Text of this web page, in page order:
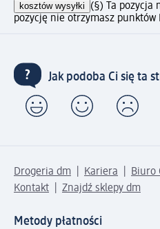
kosztów wysyłki (§) Ta pozycja
pozycję nie otrzymasz punktów
Jak podoba Ci się ta
Drogeria dm Kariera
Biuro
Kontakt
Znajdź sklepy dm
Metody płatności